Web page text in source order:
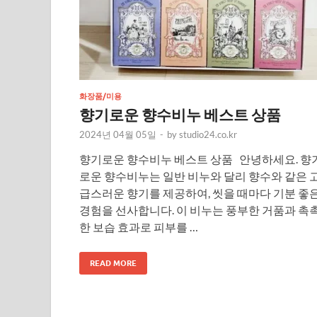
화장품/미용
향기로운 향수비누 베스트 상품
2024년 04월 05일 - bystudio24.co.kr
향기로운 향수비누 베스트 상품 안녕하세요. 향
로운 향수비누는 일반 비누와 달리 향수와 같은
급스러운 향기를 제공하여, 씻을 때마다 기분 좋
경험을 선사합니다. 이 비누는 풍부한 거품과 촉
한 보습 효과로 피부를 …
READ MORE